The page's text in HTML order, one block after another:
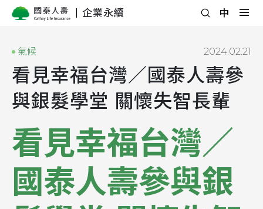
企業永續
氣候 2024.02.21
看見幸福台灣／國泰人壽參
與銀髮學堂 關懷失智長輩
看見幸福台灣／
國泰人壽參與銀